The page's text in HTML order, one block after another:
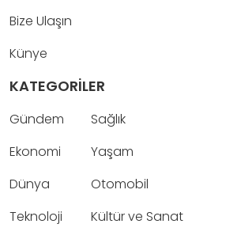
Bize Ulaşın
Künye
KATEGORİLER
Gündem
Ekonomi
Dünya
Teknoloji
Sağlık
Yaşam
Otomobil
Kültür ve Sanat